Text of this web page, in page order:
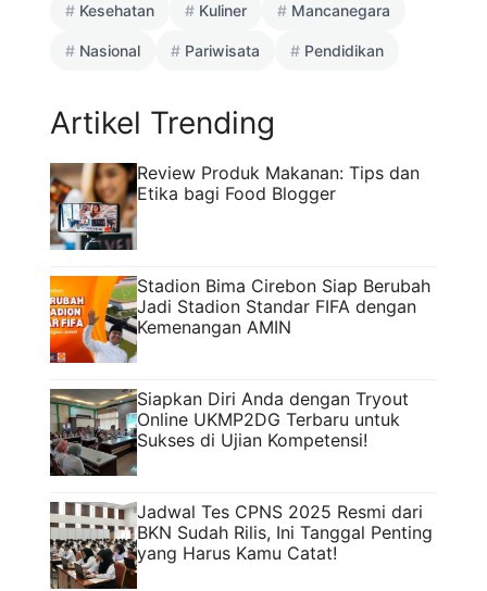
Kesehatan Kuliner Mancanegara
Nasional Pariwisata Pendidikan
Artikel Trending
Review Produk Makanan: Tips dan
Etika bagi Food Blogger
Stadion Bima Cirebon Siap Berubah
Jadi Stadion Standar FIFA dengan
Kemenangan AMIN
Siapkan Diri Anda dengan Tryout
Online UKMP2DG Terbaru untuk
Sukses di Ujian Kompetensi!
Jadwal Tes CPNS 2025 Resmi dari
BKN Sudah Rilis, Ini Tanggal Penting
yang Harus Kamu Catat!